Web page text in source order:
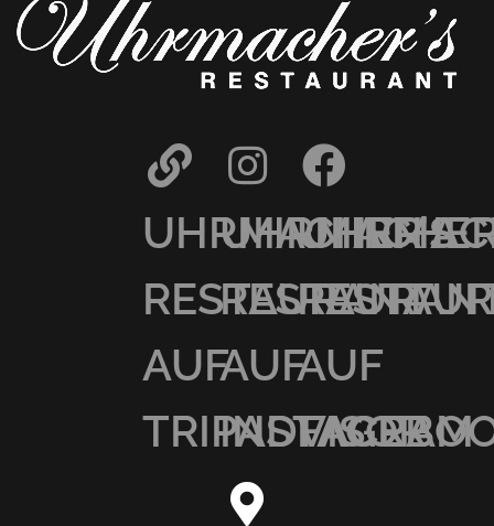
UHRMACHER’S
RESTAURANT
AUF
TRIPADVISOR
AUF
INSTAGRAM
AUF